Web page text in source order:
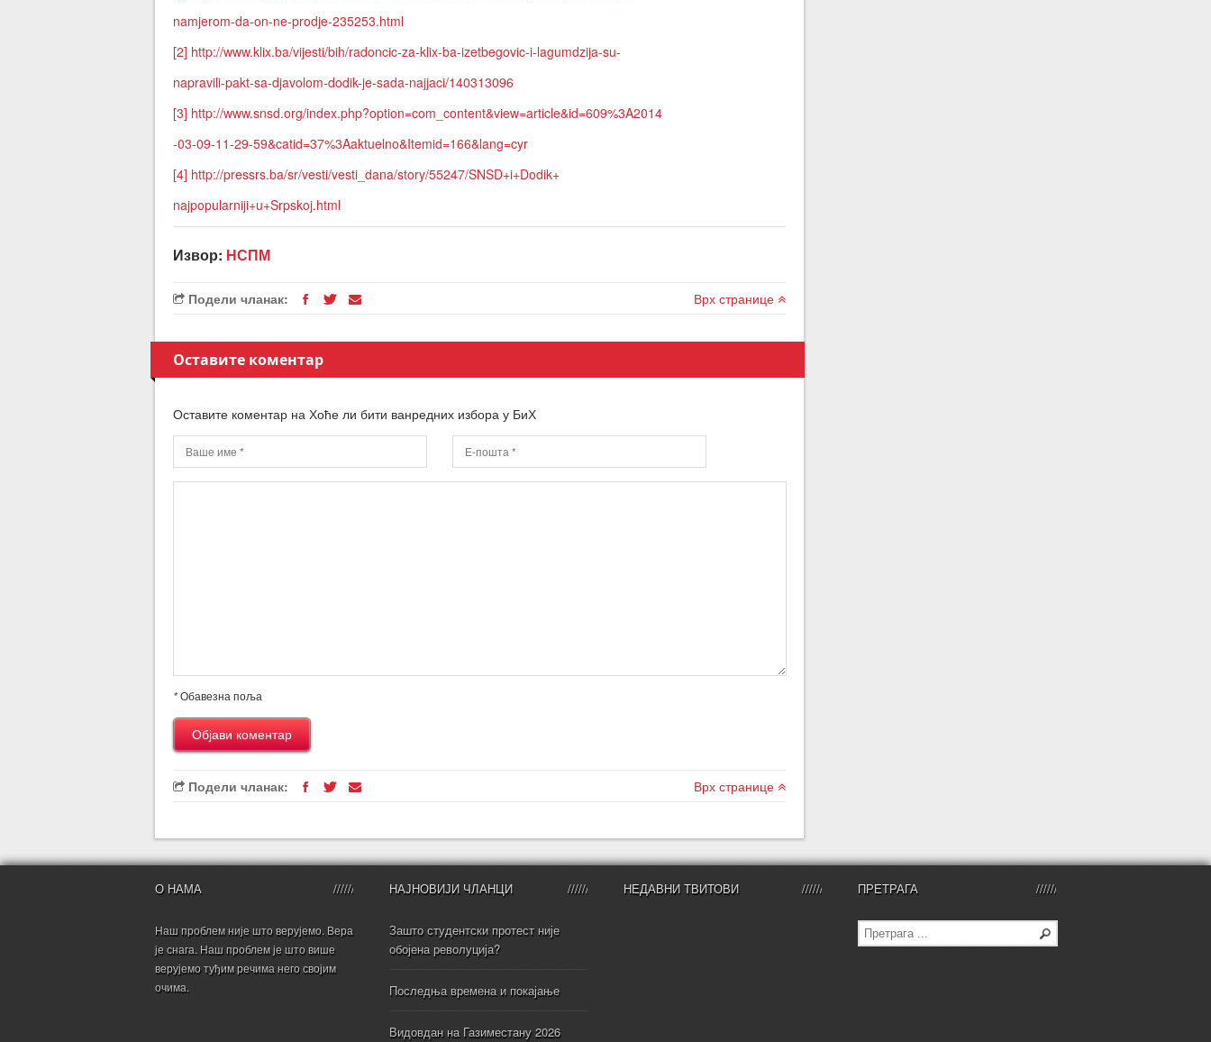
namjerom-da-on-ne-prodje-235253.html
[2] http://www.klix.ba/vijesti/bih/radoncic-za-klix-ba-izetbegovic-i-lagumdzija-su-
napravili-pakt-sa-djavolom-dodik-je-sada-najjaci/140313096
[3] http://www.snsd.org/index.php?option=com_content&view=article&id=609%3A2014
-03-09-11-29-59&catid=37%3Aaktuelno&Itemid=166&lang=cyr
[4] http://pressrs.ba/sr/vesti/vesti_dana/story/55247/SNSD+i+Dodik+
najpopularniji+u+Srpskoj.html
Извор: НСПМ
Подели чланак: Врх странице
Оставите коментар
Оставите коментар на Хоће ли бити ванредних избора у БиХ
*Обавезна поља
Подели чланак: Врх странице
О НАМА
Наш проблем није што верујемо. Вера
је снага. Наш проблем је што више
верујемо туђим речима него својим
очима.
НАЈНОВИЈИ ЧЛАНЦИ
Зашто студентски протест није
обојена револуција?
Последња времена и покајање
Видовдан на Газиместану 2026
НЕДАВНИ ТВИТОВИ ПРЕТРАГА